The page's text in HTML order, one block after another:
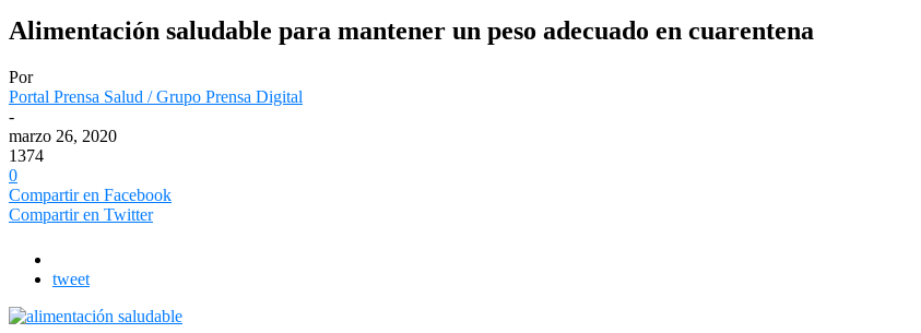
Alimentación saludable para mantener un peso adecuado en cuarentena
Por
Portal Prensa Salud / Grupo Prensa Digital
-
marzo 26, 2020
1374
0
Compartir en Facebook
Compartir en Twitter
tweet